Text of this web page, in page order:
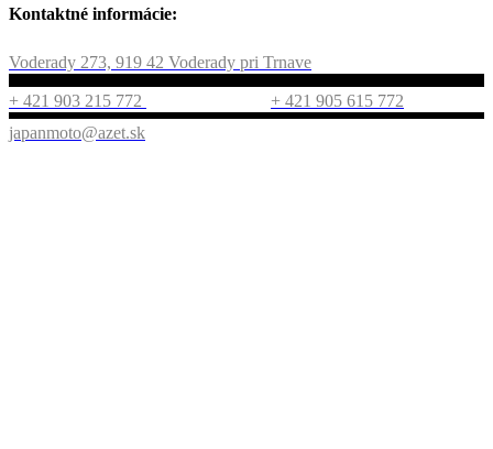
Kontaktné informácie:
Voderady 273, 919 42 Voderady pri Trnave
+ 421 903 215 772
+ 421 905 615 772
japanmoto@azet.sk